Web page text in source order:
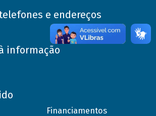
e endereços
informação
Financiamentos